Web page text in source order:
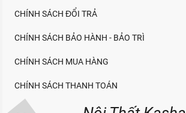
CHÍNH SÁCH ĐỔI TRẢ
CHÍNH SÁCH BẢO HÀNH - BẢO TRÌ
CHÍNH SÁCH MUA HÀNG
CHÍNH SÁCH THANH TOÁN